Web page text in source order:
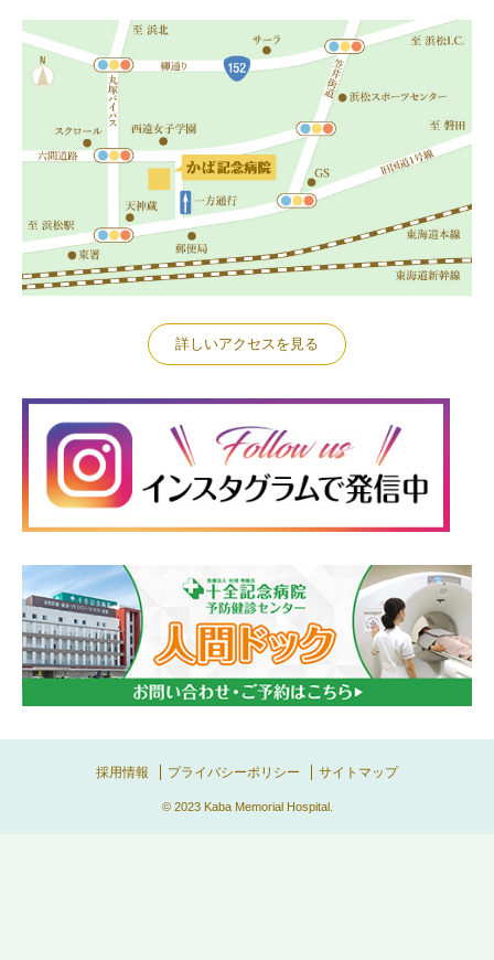
詳しいアクセスを見る
採用情報 プライバシーポリシー サイトマップ
© 2023 Kaba Memorial Hospital.